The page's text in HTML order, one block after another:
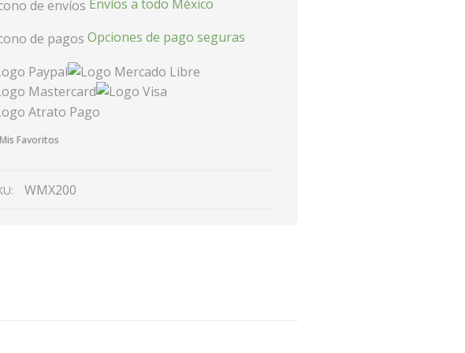
Envíos a todo México
Opciones de pago seguras
Mis Favoritos
WMX200